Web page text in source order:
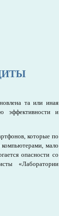
та или иная
эффективности и
которые по
компьютерами, мало
опасности со
«Лаборатории